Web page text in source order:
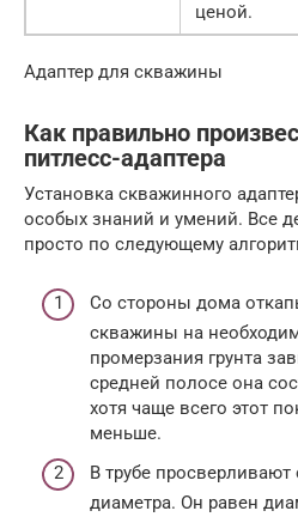
ценой.
Адаптер для скважины
Как правильно
питлесс-адаптера
Установка скважинного
особых знаний и умений. Все
просто по следующему
Со стороны дома
скважины на
промерзания грунта
средней полосе она
хотя чаще всего этот
меньше.
В трубе просверливают
диаметра. Он равен